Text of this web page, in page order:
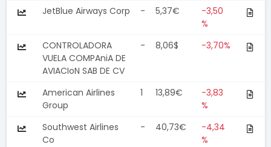
JetBlue Airways Corp
- 5,37€
-3,50
%
CONTROLADORA
VUELA COMPAniA DE
AVIACIoN SAB DE CV
- 8,06$ -3,70%
American Airlines
Group
1 13,89€
-3,83
%
Southwest Airlines
Co
- 40,73€
-4,34
%